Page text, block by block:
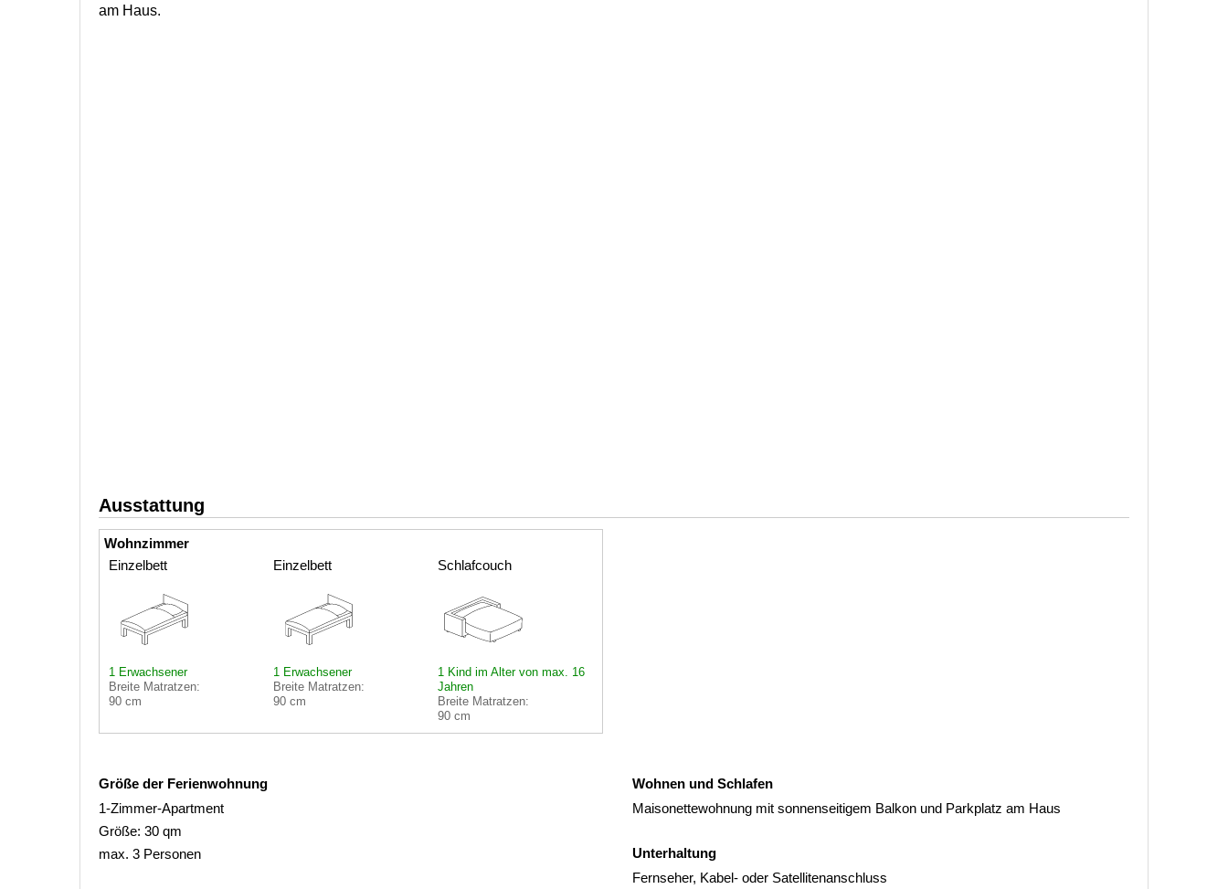
am Haus.
Ausstattung
Wohnzimmer
Einzelbett
1 Erwachsener
Breite Matratzen:
90 cm
Einzelbett
1 Erwachsener
Breite Matratzen:
90 cm
Schlafcouch
1 Kind im Alter von max. 16
Jahren
Breite Matratzen:
90 cm
Größe der Ferienwohnung
1-Zimmer-Apartment
Größe: 30 qm
max. 3 Personen
Wohnen und Schlafen
Maisonettewohnung mit sonnenseitigem Balkon und Parkplatz am Haus
Unterhaltung
Fernseher, Kabel- oder Satellitenanschluss